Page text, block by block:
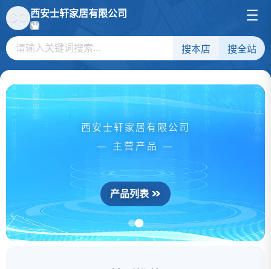
西安士轩家居有限公司
搜本店 搜全站
西安士轩家居有限公司
— 主营产品 —
产品列表